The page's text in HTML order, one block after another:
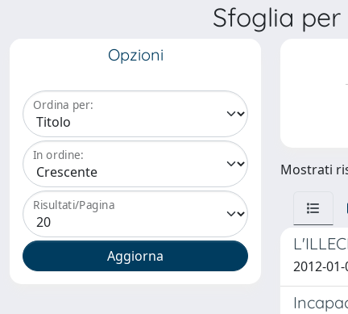
Sfoglia per
Opzioni
Ordina per:
In ordine:
Risultati/Pagina
Mostrati
2012-